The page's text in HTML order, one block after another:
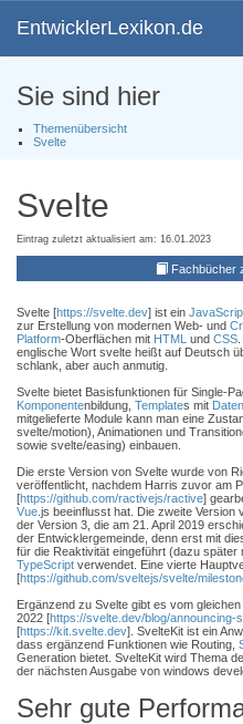
EntwicklerLexikon.de
Sie sind hier
Themenübersicht
Svelte
Svelte
Eintrag zuletzt aktualisiert am: 16.01.2023
Fachbücher
Svelte [https://svelte.dev] ist ein
zur Erstellung von modernen Web- und
Platform-Oberflächen mit HTML und CSS
englische Wort svelte heißt auf Deutsch
schlank, aber auch anmutig.
Svelte bietet Basisfunktionen für Single-
Komponentenbildung, Templates mit
mitgelieferte Module kann man eine
svelte/motion), Animationen und
sowie svelte/easing) einbauen.
Die erste Version von Svelte wurde von
veröffentlicht, nachdem Harris zuvor am
[https://github.com/ractivejs/ractive]
Vue .js beeinflusst hat. Die zweite
der Version 3, die am 21. April 2019
der Entwicklergemeinde, denn erst mit
für die Reaktivität eingeführt (dazu
TypeScript verwendet. Eine vierte
[https://github.com/sveltejs/svelte/
Ergänzend zu Svelte gibt es vom
2022 [https://svelte.dev/blog/announcing-
[https://kit.svelte.dev]. SvelteKit ist ein
dass ergänzend Funktionen wie Routing,
Generation bietet. SvelteKit wird Thema
der nächsten Ausgabe von windows
Sehr gute